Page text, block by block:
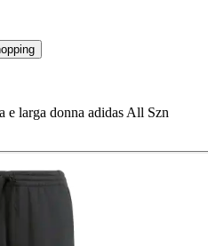
e larga donna adidas All Szn